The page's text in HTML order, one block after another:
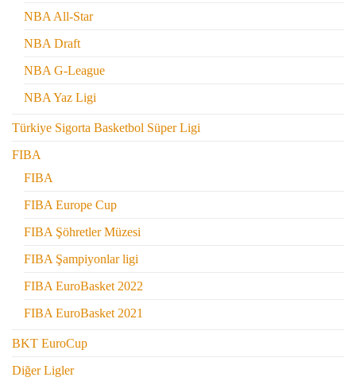
NBA All-Star
NBA Draft
NBA G-League
NBA Yaz Ligi
Türkiye Sigorta Basketbol Süper Ligi
FIBA
FIBA
FIBA Europe Cup
FIBA Şöhretler Müzesi
FIBA Şampiyonlar ligi
FIBA EuroBasket 2022
FIBA EuroBasket 2021
BKT EuroCup
Diğer Ligler